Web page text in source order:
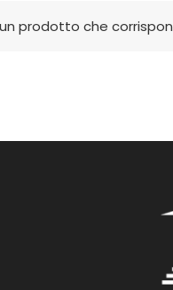
prodotto che